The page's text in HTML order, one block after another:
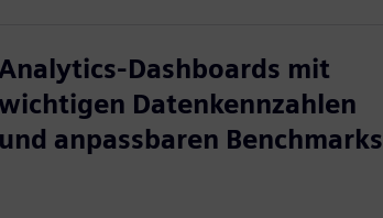
Dashboards mit
Datenkennzahlen
und anpassbaren Benchmarks